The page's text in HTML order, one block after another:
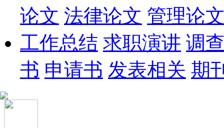
论文 法律论文 管理论
工作总结 求职演讲 调
书 申请书 发表相关 期